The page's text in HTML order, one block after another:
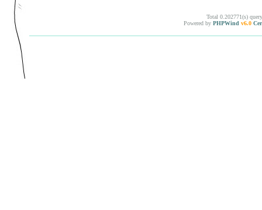
Total 0.202771(s)
Powered by PHPWind v6.0